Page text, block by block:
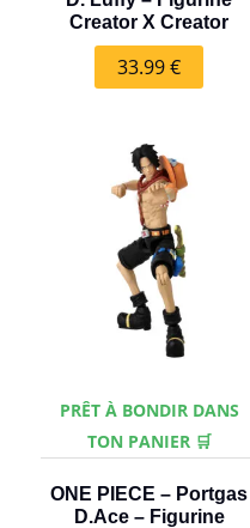
Creator X Creator
33.99€
PRÊT À BONDIR DANS
TON PANIER 🛒
ONE PIECE – Portgas
D.Ace – Figurine